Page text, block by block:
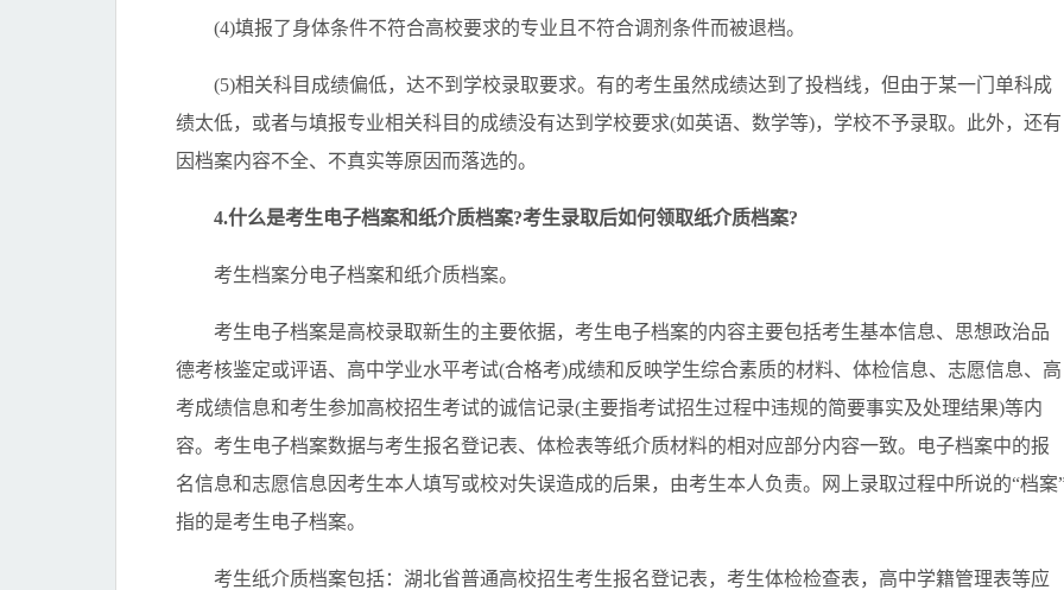
(4)填报了身体条件不符合高校要求的专业且不符合调剂条件而被退档。
(5)相关科目成绩偏低，达不到学校录取要求。有的考生虽然成绩达到了投档线，但由于某一门单科成
绩太低，或者与填报专业相关科目的成绩没有达到学校要求(如英语、数学等)，学校不予录取。此外，还有
因档案内容不全、不真实等原因而落选的。
4.什么是考生电子档案和纸介质档案?考生录取后如何领取纸介质档案?
考生档案分电子档案和纸介质档案。
考生电子档案是高校录取新生的主要依据，考生电子档案的内容主要包括考生基本信息、思想政治品
德考核鉴定或评语、高中学业水平考试(合格考)成绩和反映学生综合素质的材料、体检信息、志愿信息、高
考成绩信息和考生参加高校招生考试的诚信记录(主要指考试招生过程中违规的简要事实及处理结果)等内
容。考生电子档案数据与考生报名登记表、体检表等纸介质材料的相对应部分内容一致。电子档案中的报
名信息和志愿信息因考生本人填写或校对失误造成的后果，由考生本人负责。网上录取过程中所说的“档案
指的是考生电子档案。
考生纸介质档案包括：湖北省普通高校招生考生报名登记表，考生体检检查表，高中学籍管理表等应